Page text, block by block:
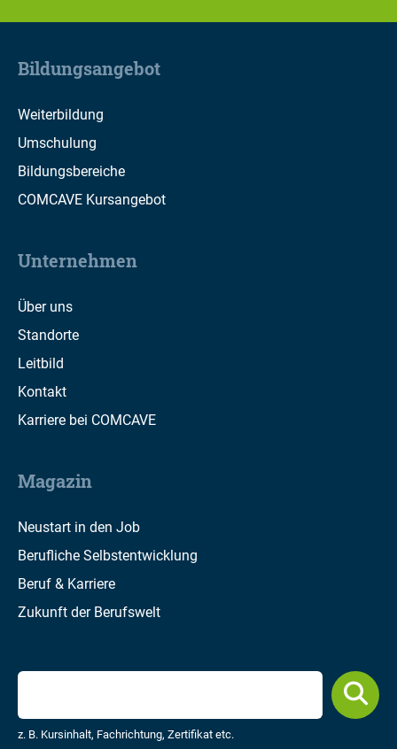
Bildungsangebot
Weiterbildung
Umschulung
Bildungsbereiche
COMCAVE Kursangebot
Unternehmen
Über uns
Standorte
Leitbild
Kontakt
Karriere bei COMCAVE
Magazin
Neustart in den Job
Berufliche Selbstentwicklung
Beruf & Karriere
Zukunft der Berufswelt
z. B. Kursinhalt, Fachrichtung, Zertifikat etc.